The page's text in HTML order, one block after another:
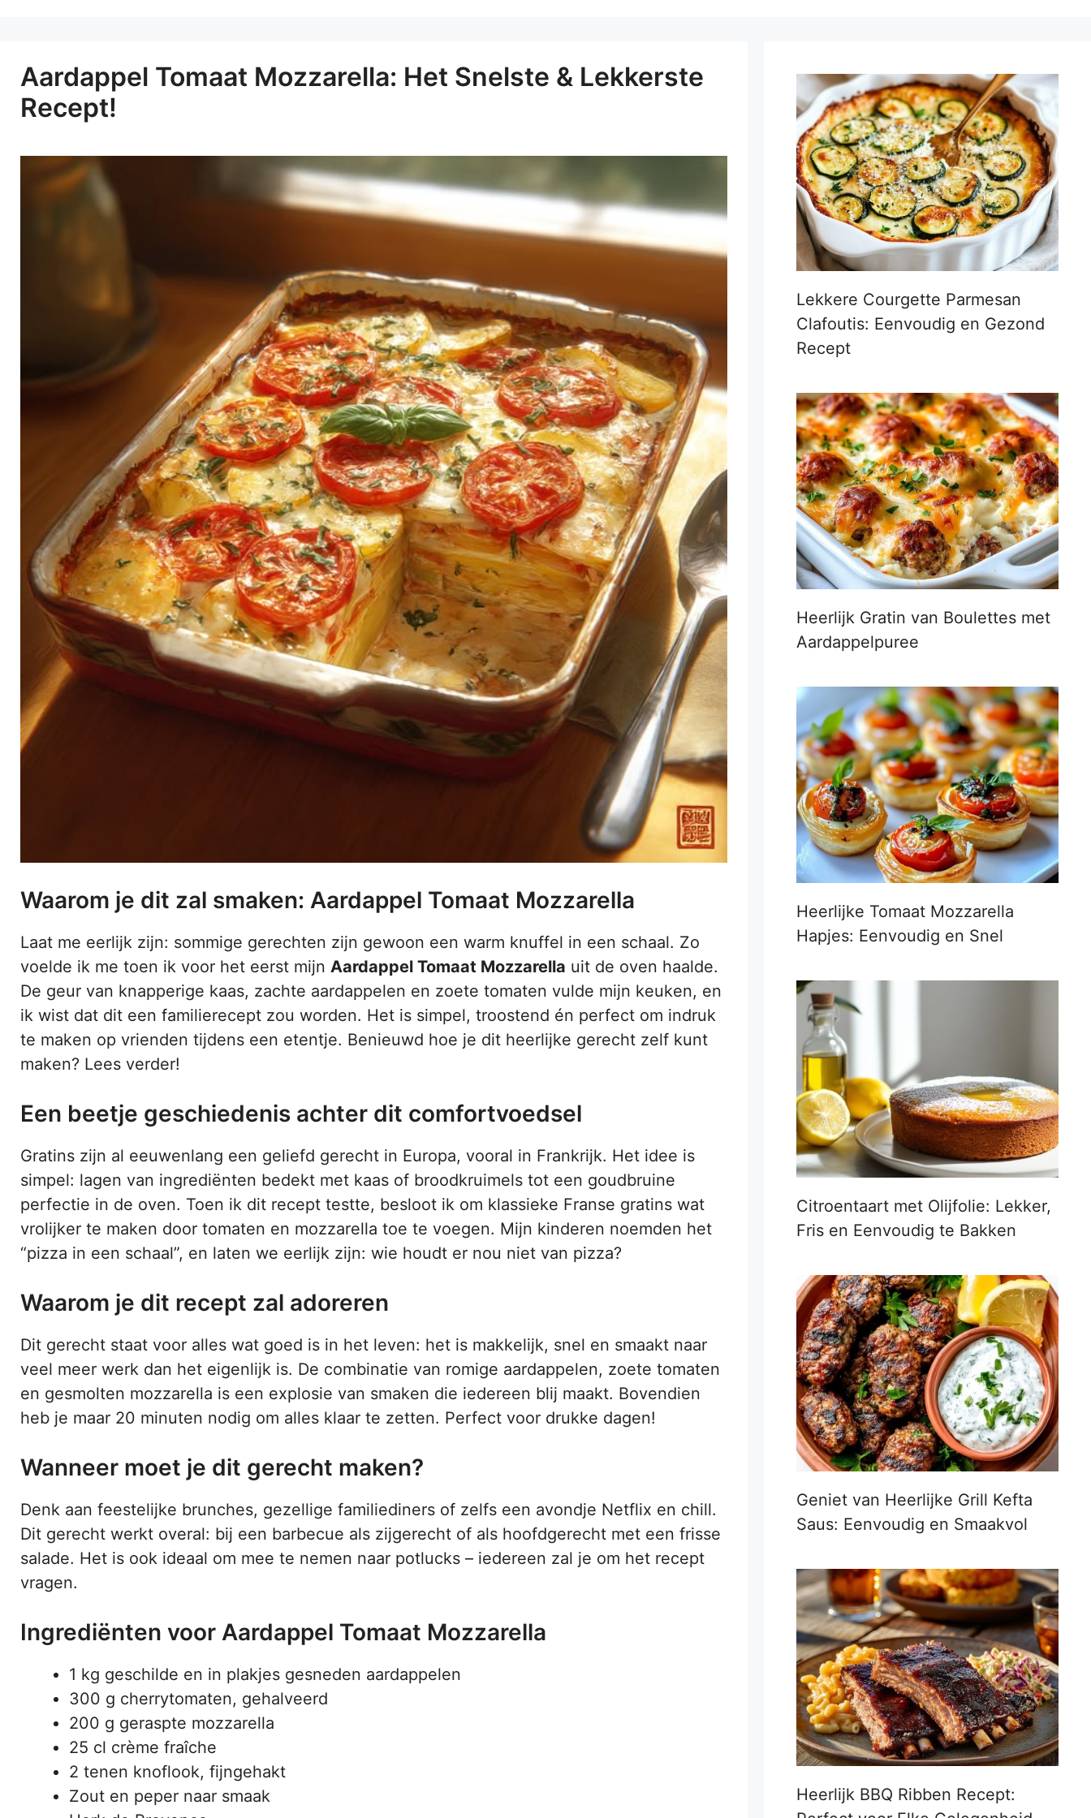
Aardappel Tomaat Mozzarella: Het Snelste & Lekkerste
Recept!
Waarom je dit zal smaken: Aardappel Tomaat Mozzarella
Laat me eerlijk zijn: sommige gerechten zijn gewoon een warm knuffel in een schaal. Zo
voelde ik me toen ik voor het eerst mijn Aardappel Tomaat Mozzarella uit de oven haalde.
De geur van knapperige kaas, zachte aardappelen en zoete tomaten vulde mijn keuken, en
ik wist dat dit een familierecept zou worden. Het is simpel, troostend én perfect om indruk
te maken op vrienden tijdens een etentje. Benieuwd hoe je dit heerlijke gerecht zelf kunt
maken? Lees verder!
Een beetje geschiedenis achter dit comfortvoedsel
Gratins zijn al eeuwenlang een geliefd gerecht in Europa, vooral in Frankrijk. Het idee is
simpel: lagen van ingrediënten bedekt met kaas of broodkruimels tot een goudbruine
perfectie in de oven. Toen ik dit recept testte, besloot ik om klassieke Franse gratins wat
vrolijker te maken door tomaten en mozzarella toe te voegen. Mijn kinderen noemden het
“pizza in een schaal”, en laten we eerlijk zijn: wie houdt er nou niet van pizza?
Waarom je dit recept zal adoreren
Dit gerecht staat voor alles wat goed is in het leven: het is makkelijk, snel en smaakt naar
veel meer werk dan het eigenlijk is. De combinatie van romige aardappelen, zoete tomaten
en gesmolten mozzarella is een explosie van smaken die iedereen blij maakt. Bovendien
heb je maar 20 minuten nodig om alles klaar te zetten. Perfect voor drukke dagen!
Wanneer moet je dit gerecht maken?
Denk aan feestelijke brunches, gezellige familiediners of zelfs een avondje Netflix en chill.
Dit gerecht werkt overal: bij een barbecue als zijgerecht of als hoofdgerecht met een frisse
salade. Het is ook ideaal om mee te nemen naar potlucks – iedereen zal je om het recept
vragen.
Ingrediënten voor Aardappel Tomaat Mozzarella
1 kg geschilde en in plakjes gesneden aardappelen
300 g cherrytomaten, gehalveerd
200 g geraspte mozzarella
25 cl crème fraîche
2 tenen knoflook, fijngehakt
Zout en peper naar smaak
Lekkere Courgette Parmesan
Clafoutis: Eenvoudig en Gezond
Recept
Heerlijk Gratin van Boulettes met
Aardappelpuree
Heerlijke Tomaat Mozzarella
Hapjes: Eenvoudig en Snel
Citroentaart met Olijfolie: Lekker,
Fris en Eenvoudig te Bakken
Geniet van Heerlijke Grill Kefta
Saus: Eenvoudig en Smaakvol
Heerlijk BBQ Ribben Recept: